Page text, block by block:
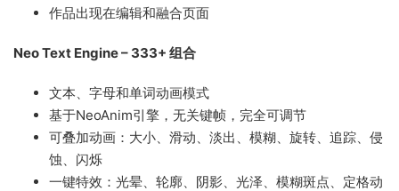
作品出现在编辑和融合页面
Neo Text Engine – 333+ 组合
文本、字母和单词动画模式
基于NeoAnim引擎，无关键帧，完全可调节
可叠加动画：大小、滑动、淡出、模糊、旋转、追踪、侵
蚀、闪烁
一键特效：光晕、轮廓、阴影、光泽、模糊斑点、定格动